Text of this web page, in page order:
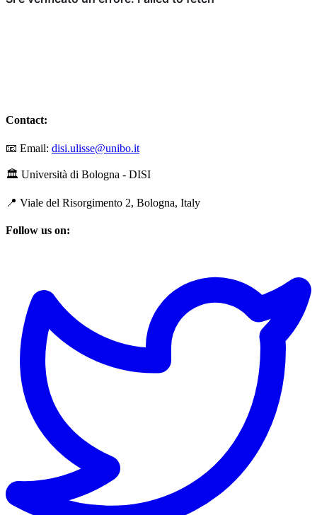
Contact:
📧 Email: disi.ulisse@unibo.it
🏛️ Università di Bologna - DISI
📍 Viale del Risorgimento 2, Bologna, Italy
Follow us on: